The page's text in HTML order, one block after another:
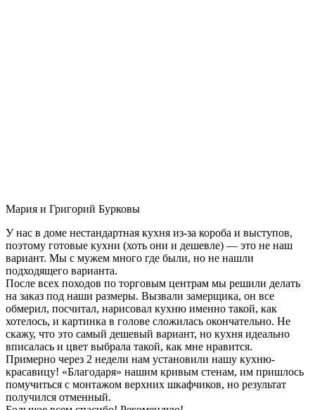
Мария и Григорий Бурковы
У нас в доме нестандартная кухня из-за короба и выступов,
поэтому готовые кухни (хоть они и дешевле) — это не наш
вариант. Мы с мужем много где были, но не нашли
подходящего варианта.
После всех походов по торговым центрам мы решили делать
на заказ под наши размеры. Вызвали замерщика, он все
обмерил, посчитал, нарисовал кухню именно такой, как
хотелось, и картинка в голове сложилась окончательно. Не
скажу, что это самый дешевый вариант, но кухня идеально
вписалась и цвет выбрала такой, как мне нравится.
Примерно через 2 недели нам установили нашу кухню-
красавицу! «Благодаря» нашим кривым стенам, им пришлось
помучиться с монтажом верхних шкафчиков, но результат
получился отменный.